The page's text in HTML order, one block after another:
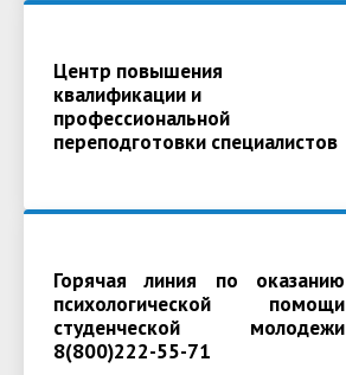
Центр повышения
квалификации и
профессиональной
переподготовки специалистов
Горячая линия по оказанию
психологической помощи
студенческой молодежи
8(800)222-55-71